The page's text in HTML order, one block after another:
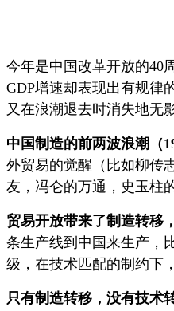
今年是中国改革开放的40
GDP增速却表现出有规律
又在浪潮退去时消失地无
中国制造的前两波浪潮（
外贸易的觉醒（比如柳传
友，冯仑的万通，史玉柱
贸易开放带来了制造转移
条生产线到中国来生产，
级，在技术匹配的制约下
只有制造转移，没有技术